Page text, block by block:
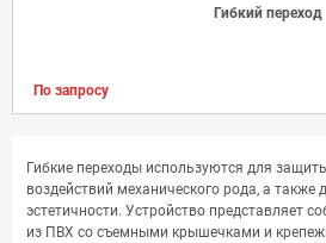
Гибкий переход
По запросу
Гибкие переходы используются для
воздействий механического рода, а
эстетичности. Устройство представляет
из ПВХ со съемными крышечками и